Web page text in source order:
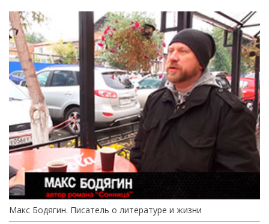
Макс Бодягин. Писатель о литературе и жизни